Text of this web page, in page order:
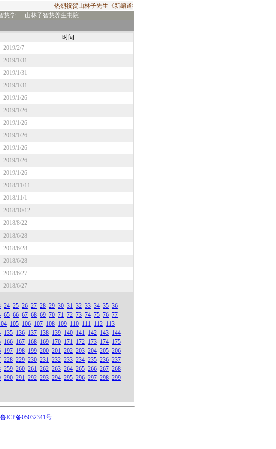
热烈祝贺山林子先生《新编道德经》2019年出版发行！由华夏出版社出版发行的
慧学 山林子智慧养生书院
时间
2019/2/7
2019/1/31
2019/1/31
2019/1/31
2019/1/26
2019/1/26
2019/1/26
2019/1/26
2019/1/26
2019/1/26
2019/1/26
2018/11/11
2018/11/1
2018/10/12
2018/8/22
2018/6/28
2018/6/28
2018/6/28
2018/6/27
2018/6/27
24 25 26 27 28 29 30 31 32 33 34 35 36
65 66 67 68 69 70 71 72 73 74 75 76 77
105 106 107 108 109 110 111 112 113
135 136 137 138 139 140 141 142 143 144
166 167 168 169 170 171 172 173 174 175
197 198 199 200 201 202 203 204 205 206
228 229 230 231 232 233 234 235 236 237
259 260 261 262 263 264 265 266 267 268
290 291 292 293 294 295 296 297 298 299
鲁ICP备05032341号